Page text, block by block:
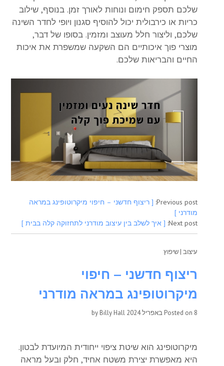
שלכם תספק חימום ונוחות לאורך זמן. בנוסף, שילוב
כריות או כירבולית יכול להוסיף סגנון ויופי לחדר השינה
שלכם, וליצור חלל מעוצב ומזמין. בסופו של דבר,
מוצרי פוך איכותיים הם השקעה שמשפרת את איכות
החיים והבריאות שלכם.
Previous post: [ ריצוף חדשני – חיפוי מיקרוטופינג במראה
מודרני ]
Next post: [ איך לשלב בין עיצוב מודרני לתחזוקה קלה בבית ]
עיצוב |שיפוץ
ריצוף חדשני – חיפוי
מיקרוטופינג במראה מודרני
Posted on 8 באפריל 2024 by
Billy Hall
מיקרוטופינג הוא שיטת ציפוי ייחודית המיועדת לבטון.
היא מאפשרת יצירת משטח אחיד, חלק ובעל מראה